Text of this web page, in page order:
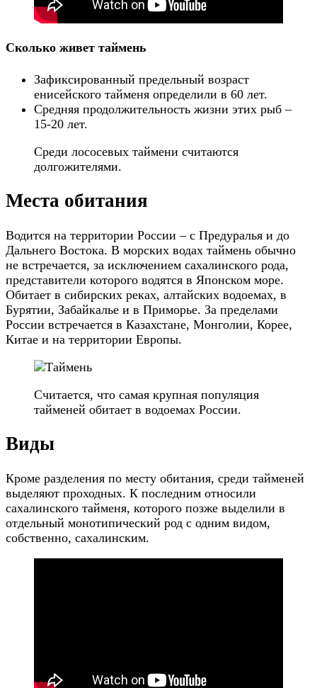
Сколько живет таймень
Зафиксированный предельный возраст
енисейского тайменя определили в 60 лет.
Средняя продолжительность жизни этих рыб –
15-20 лет.
Среди лососевых таймени считаются
долгожителями.
Места обитания
Водится на территории России – с Предуралья и до
Дальнего Востока. В морских водах таймень обычно
не встречается, за исключением сахалинского рода,
представители которого водятся в Японском море.
Обитает в сибирских реках, алтайских водоемах, в
Бурятии, Забайкалье и в Приморье. За пределами
России встречается в Казахстане, Монголии, Корее,
Китае и на территории Европы.
Считается, что самая крупная популяция
тайменей обитает в водоемах России.
Виды
Кроме разделения по месту обитания, среди тайменей
выделяют проходных. К последним относили
сахалинского тайменя, которого позже выделили в
отдельный монотипический род с одним видом,
собственно, сахалинским.